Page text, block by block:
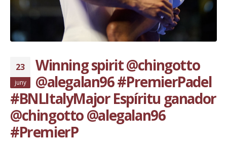
23
juny
Winning spirit @chingotto
@alegalan96 #PremierPadel
#BNLItalyMajor Espíritu ganador
@chingotto @alegalan96
#PremierP